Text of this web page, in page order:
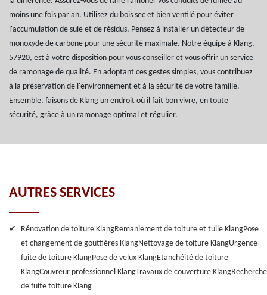
moins une fois par an. Utilisez du bois sec et bien ventilé pour éviter
l'accumulation de suie et de résidus. Pensez à installer un détecteur de
monoxyde de carbone pour une sécurité maximale. Notre équipe à Klang,
57920, est à votre disposition pour vous conseiller et vous offrir un service
de ramonage de qualité. En adoptant ces gestes simples, vous contribuez
à la préservation de l'environnement et à la sécurité de votre famille.
Ensemble, faisons de Klang un endroit où il fait bon vivre, en toute
sécurité, grâce à un ramonage optimal et régulier.
AUTRES SERVICES
Rénovation de toiture KlangRemaniement de toiture et tuile KlangPose
et changement de gouttières KlangNettoyage de toiture KlangUrgence
fuite de toiture KlangPose de velux KlangEtanchéité de toiture
KlangCouvreur professionnel KlangTravaux de couverture KlangRecherche
de fuite toiture Klang